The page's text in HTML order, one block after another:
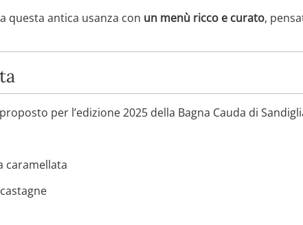
questa antica usanza con un menù ricco e curato,
proposto per l’edizione 2025 della Bagna Cauda di
caramellata